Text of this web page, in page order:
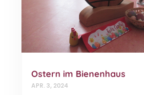
Ostern im Bienenhaus
APR. 3, 2024